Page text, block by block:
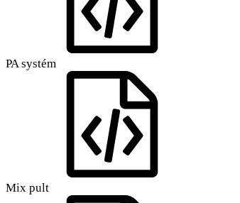
PA systém
Mix pult